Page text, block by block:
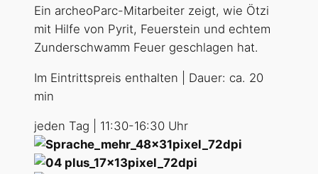
Ein archeoParc-Mitarbeiter zeigt, wie Ötzi
mit Hilfe von Pyrit, Feuerstein und echtem
Zunderschwamm Feuer geschlagen hat.
Im Eintrittspreis enthalten | Dauer: ca. 20
min
jeden Tag | 11:30-16:30 Uhr